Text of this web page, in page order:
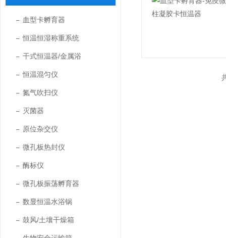
血型卡孵育器
恒温恒湿称重系统
干式恒温器/金属浴
恒温混匀仪
氮气吹扫仪
灭菌器
原位杂交仪
微孔板热封仪
酶标仪
微孔板振荡孵育器
数显恒温水浴锅
鼓风/土壤干燥箱